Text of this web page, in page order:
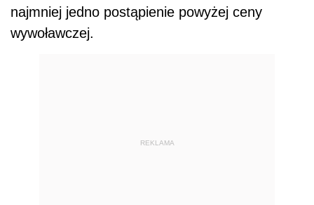
najmniej jedno postąpienie powyżej ceny
wywoławczej.
REKLAMA